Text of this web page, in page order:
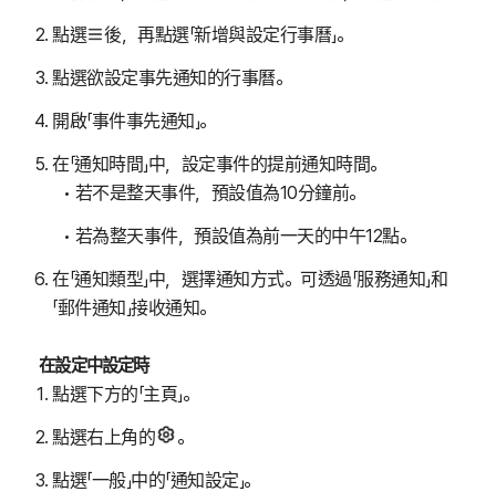
點選 後，再點選「新增與設定行事曆」。
點選欲設定事先通知的行事曆。
開啟「事件事先通知」。
在「通知時間」中，設定事件的提前通知時間。
若不是整天事件，預設值為10分鐘前。
若為整天事件，預設值為前一天的中午12點。
在「通知類型」中，選擇通知方式。可透過「服務通知」和
「郵件通知」接收通知。
在設定中設定時
點選下方的「主頁」。
點選右上角的 。
點選「一般」中的「通知設定」。